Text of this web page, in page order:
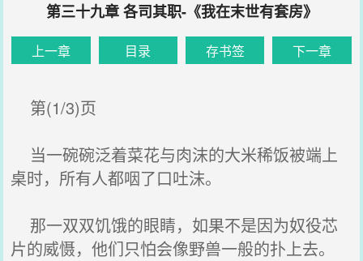
第三十九章 各司其职-《我在末世有套房》
上一章 目录 存书签 下一章
第(1/3)页
当一碗碗泛着菜花与肉沫的大米稀饭被端上
桌时，所有人都咽了口吐沫。
那一双双饥饿的眼睛，如果不是因为奴役芯
片的威慑，他们只怕会像野兽一般的扑上去。